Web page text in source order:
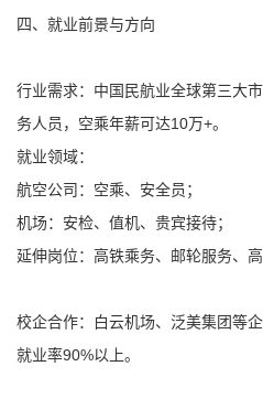
四、就业前景与方向
行业需求：中国民航业全球第三大
务人员，空乘年薪可达10万+。
就业领域：
航空公司：空乘、安全员；
机场：安检、值机、贵宾接待；
延伸岗位：高铁乘务、邮轮服务、高
校企合作：白云机场、泛美集团等
就业率90%以上。